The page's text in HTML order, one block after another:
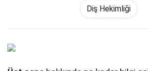
Diş Hekimliği